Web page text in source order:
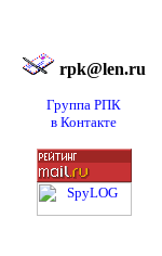
rpk@len.ru
Группа РПК
в Контакте